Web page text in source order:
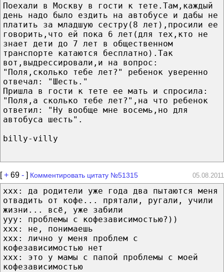
Поехали в Москву в гости к тете.Там,каждый
день надо было ездить на автобусе и дабы не
платить за младшую сестру(8 лет),просили ее
говорить,что ей пока 6 лет(для тех,кто не
знает дети до 7 лет в общественном
транспорте катаются бесплатно).Так
вот,выдрессировали,и на вопрос:
"Поля,сколько тебе лет?" ребенок уверенно
отвечал: "Шесть."
Пришла в гости к тете ее мать и спросила:
"Поля,а сколько тебе лет?",на что ребенок
ответил: "Ну вообще мне восемь,но для
автобуса шесть".
billy-villy
[+ 69 - ] Комментировать цитату №51315 05.08.2011
ххх: да родители уже года два пытаются меня
отвадить от кофе... прятали, ругали, учили
жизни... всё, уже забили
ууу: проблемы с кофезависимостью?))
ххх: не, понимаешь
ххх: лично у меня проблем с
кофезависимостью нет
ххх: это у мамы с папой проблемы с моей
кофезависимостью